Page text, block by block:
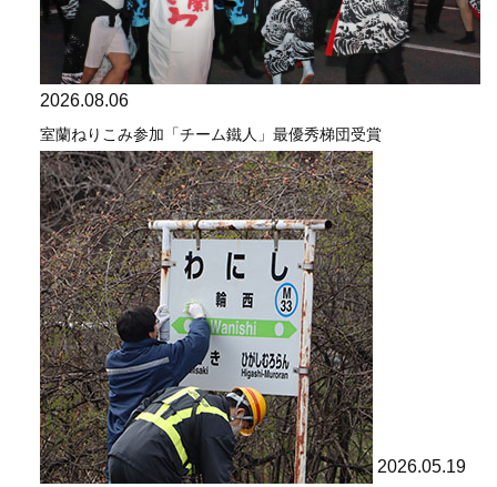
2026.08.06
室蘭ねりこみ参加「チーム鐵人」最優秀梯団受賞
2026.05.19